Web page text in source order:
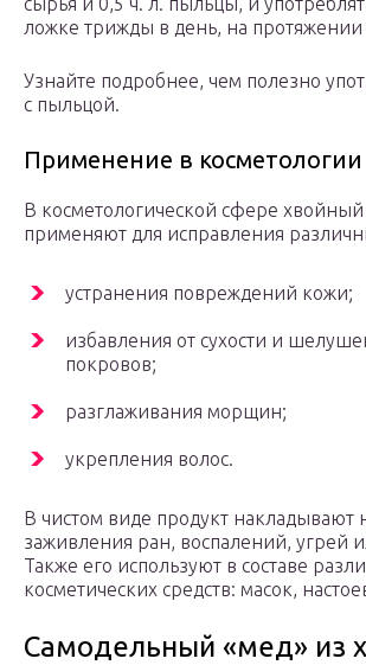
ложке трижды в день, на протяжении
Узнайте подробнее, чем полезно
с пыльцой.
Применение в косметологии
В косметологической сфере
применяют для исправления
устранения повреждений кожи;
избавления от сухости и
покровов;
разглаживания морщин;
укрепления волос.
В чистом виде продукт накладывают
заживления ран, воспалений, угрей
Также его используют в составе
косметических средств: масок,
Самодельный «мед» из